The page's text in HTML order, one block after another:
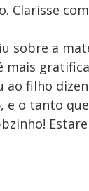
Clarisse
sobre a
mais
ao filho
e o tanto